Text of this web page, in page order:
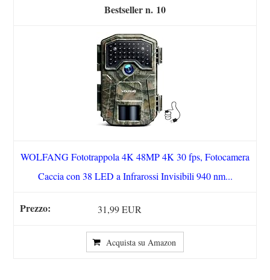
10
WOLFANG Fototrappola 4K 48MP 4K 30 fps, Fotocamera
Caccia con 38 LED a Infrarossi Invisibili 940 nm...
31,99 EUR
Acquista su Amazon